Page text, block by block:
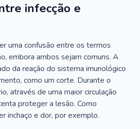
infecção e
uma confusão entre os termos
embora ambos sejam comuns. A
da reação do sistema imunológico
como um corte. Durante o
através de uma maior circulação
proteger a lesão. Como
inchaço e dor, por exemplo.